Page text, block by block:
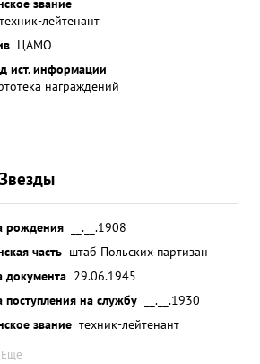
лейтенант
ЦАМО
ист. информации
награждений
рождения
__.__.1908
часть штаб Польских партизан
документа 29.06.1945
поступления на службу
__.__.1930
звание техник-лейтенант
Ещё